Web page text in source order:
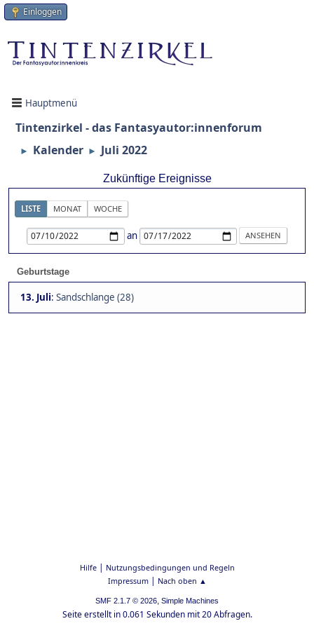
Einloggen
Hauptmenü
Tintenzirkel - das Fantasyautor:innenforum
► Kalender ► Juli 2022
Zukünftige Ereignisse
LISTE MONAT WOCHE
an
Geburtstage
13. Juli: Sandschlange (28)
Hilfe| Nutzungsbedingungen und Regeln
Impressum| Nach oben ▲
SMF 2.1.7 © 2026, Simple Machines
Seite erstellt in 0.061 Sekunden mit 20 Abfragen.